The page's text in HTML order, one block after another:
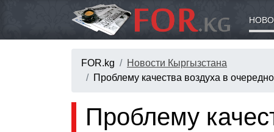
FOR.kg
Новости Кыргызстана
Проблему качества воздуха в
Проблему